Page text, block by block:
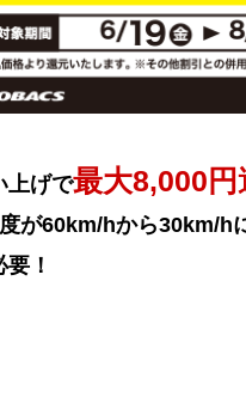
上げで最大8,000円
が60km/hから30km/h
！